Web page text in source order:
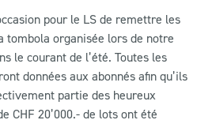
pour le LS de remettre les
tombola organisée lors de notre
le courant de l’été. Toutes les
données aux abonnés afin qu’ils
partie des heureux
CHF 20’000.- de lots ont été